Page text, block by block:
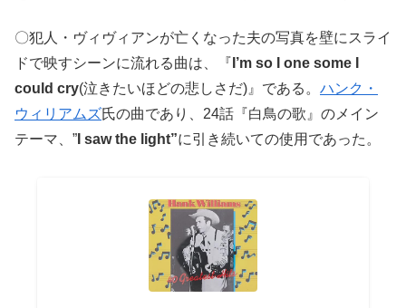
〇犯人・ヴィヴィアンが亡くなった夫の写真を壁にスライ
ドで映すシーンに流れる曲は、『 I’m so I one some I
could cry(泣きたいほどの悲しさだ)』である。 ハンク・
ウィリアムズ氏の曲であり、24話『白鳥の歌』のメイン
テーマ、” I saw the light”に引き続いての使用であった。